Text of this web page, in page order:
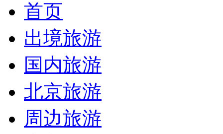
首页
出境旅游
国内旅游
北京旅游
周边旅游